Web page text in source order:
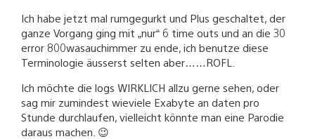
Ich habe jetzt mal rumgegurkt und Plus geschaltet, der
ganze Vorgang ging mit „nur“ 6 time outs und an die 30
error 800wasauchimmer zu ende, ich benutze diese
Terminologie äusserst selten aber……ROFL.
Ich möchte die logs WIRKLICH allzu gerne sehen, oder
sag mir zumindest wieviele Exabyte an daten pro
Stunde durchlaufen, vielleicht könnte man eine Parodie
daraus machen. 😉